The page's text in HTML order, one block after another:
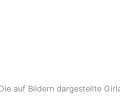
auf Bildern dargestellte